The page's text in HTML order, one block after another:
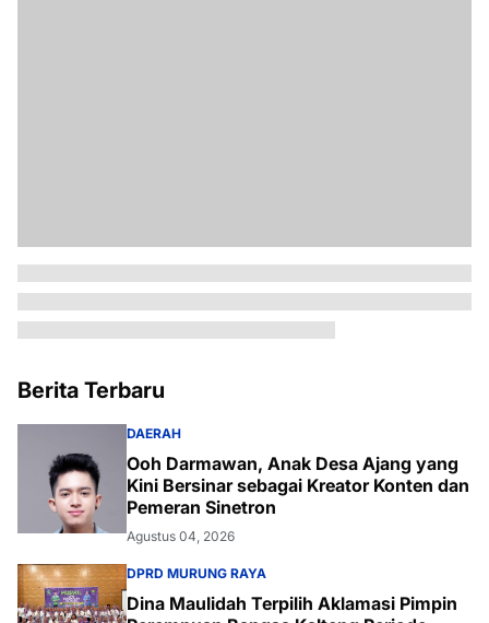
Berita Terbaru
DAERAH
Ooh Darmawan, Anak Desa Ajang yang
Kini Bersinar sebagai Kreator Konten dan
Pemeran Sinetron
Agustus 04, 2026
DPRD MURUNG RAYA
Dina Maulidah Terpilih Aklamasi Pimpin